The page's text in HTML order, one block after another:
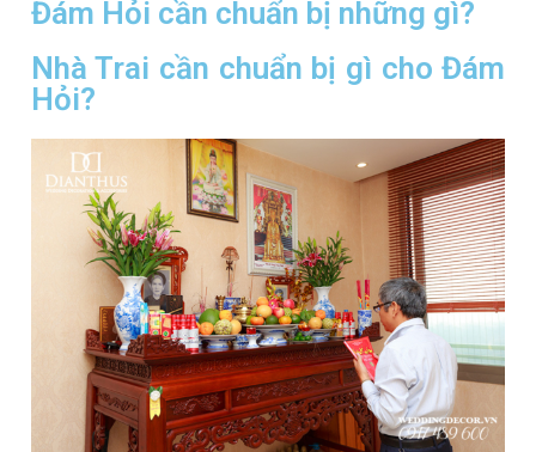
Đám Hỏi cần chuẩn bị những gì?
Nhà Trai cần chuẩn bị gì cho Đám
Hỏi?